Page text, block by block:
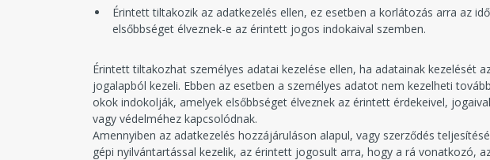
Érintett tiltakozik az adatkezelés ellen, ez esetben a korlátozás arra az
elsőbbséget élveznek-e az érintett jogos indokaival szemben.
Érintett tiltakozhat személyes adatai kezelése ellen, ha adatainak kezelését
jogalapból kezeli. Ebben az esetben a személyes adatot nem kezelheti
okok indokolják, amelyek elsőbbséget élveznek az érintett érdekeivel,
vagy védelméhez kapcsolódnak.
Amennyiben az adatkezelés hozzájáruláson alapul, vagy szerződés
gépi nyilvántartással kezelik, az érintett jogosult arra, hogy a rá vonatkozó,